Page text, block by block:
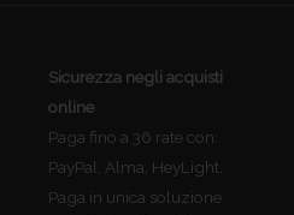
Sicurezza negli acquisti
online
Paga fino a 36 rate con:
PayPal, Alma, HeyLight.
Paga in unica soluzione